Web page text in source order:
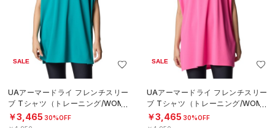
SALE
UAアーマードライ フレンチスリー
ブ Tシャツ（トレーニング/WOME
N）
￥3,465 30%OFF
SALE
UAアーマードライ フレンチスリー
ブ Tシャツ（トレーニング/WOME
N）
￥3,465 30%OFF